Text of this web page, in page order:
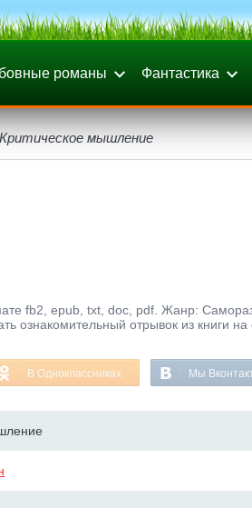
романы Фантастика
мышление
fb2, epub, txt, doc, pdf. Жанр:
ознакомительный отрывок из книги на
В Одноклассниках Мы